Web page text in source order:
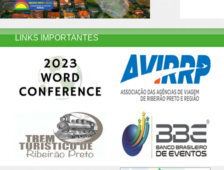
LINKS IMPORTANTES